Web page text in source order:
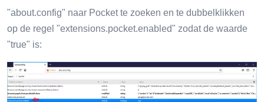
"about.config" naar Pocket te zoeken en te dubbelklikken
op de regel "extensions.pocket.enabled" zodat de waarde
"true" is: